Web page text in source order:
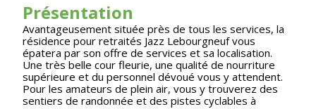
Présentation
Avantageusement située près de tous les services, la
résidence pour retraités Jazz Lebourgneuf vous
épatera par son offre de services et sa localisation.
Une très belle cour fleurie, une qualité de nourriture
supérieure et du personnel dévoué vous y attendent.
Pour les amateurs de plein air, vous y trouverez des
sentiers de randonnée et des pistes cyclables à